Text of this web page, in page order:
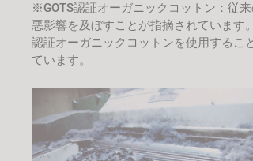
※GOTS認証オーガニックコットン：従
悪影響を及ぼすことが指摘されています
認証オーガニックコットンを使用するこ
ています。